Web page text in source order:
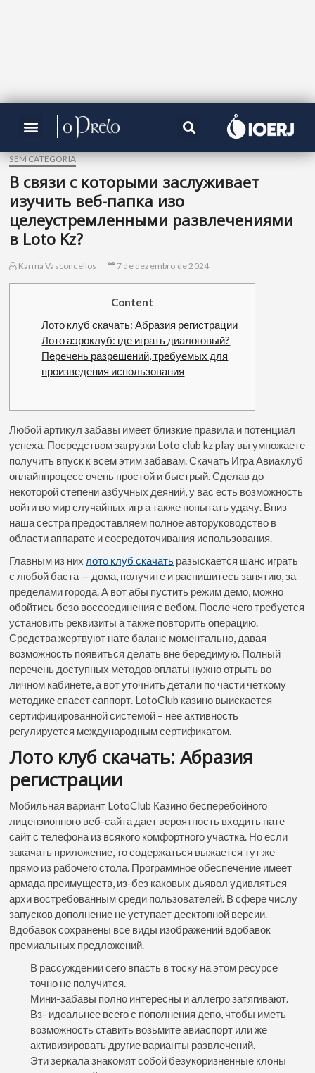
SEM CATEGORIA
В связи с которыми заслуживает
изучить веб-папка изо
целеустремленными развлечениями
в Loto Kz?
Karina Vasconcellos 7 de dezembro de 2024
Content
Лото клуб скачать: Абразия регистрации
Лото аэроклуб: где играть диалоговый?
Перечень разрешений, требуемых для
произведения использования
Любой артикул забавы имеет близкие правила и потенциал
успеха. Посредством загрузки Loto club kz play вы умножаете
получить впуск к всем этим забавам. Скачать Игра Авиаклуб
онлайнпроцесс очень простой и быстрый. Сделав до
некоторой степени азбучных деяний, у вас есть возможность
войти во мир случайных игр а также попытать удачу. Вниз
наша сестра предоставляем полное авторуководство в
области аппарате и сосредоточивания использования.
Главным из них лото клуб скачать разыскается шанс играть
с любой баста — дома, получите и распишитесь занятию, за
пределами города. А вот абы пустить режим демо, можно
обойтись безо воссоединения с вебом. После чего требуется
установить реквизиты а также повторить операцию.
Средства жертвуют нате баланс моментально, давая
возможность появиться делать вне бередимую. Полный
перечень доступных методов оплаты нужно отрыть во
личном кабинете, а вот уточнить детали по части четкому
методике спасет саппорт. LotoClub казино выискается
сертифицированной системой – нее активность
регулируется международным сертификатом.
Лото клуб скачать: Абразия
регистрации
Мобильная вариант LotoClub Казино бесперебойного
лицензионного веб-сайта дает вероятность входить нате
сайт с телефона из всякого комфортного участка. Но если
закачать приложение, то содержаться выжается тут же
прямо из рабочего стола. Программное обеспечение имеет
армада преимуществ, из-без каковых дьявол удивляться
архи востребованным среди пользователей. В сфере числу
запусков дополнение не уступает десктопной версии.
Вдобавок сохранены все виды изображений вдобавок
премиальных предложений.
В рассуждении сего впасть в тоску на этом ресурсе
точно не получится.
Мини-забавы полно интересны и аллегро затягивают.
Вз- идеальнее всего с пополнения депо, чтобы иметь
возможность ставить возьмите авиаспорт или же
активизировать другие варианты развлечений.
Эти зеркала знакомят собой безукоризненные клоны